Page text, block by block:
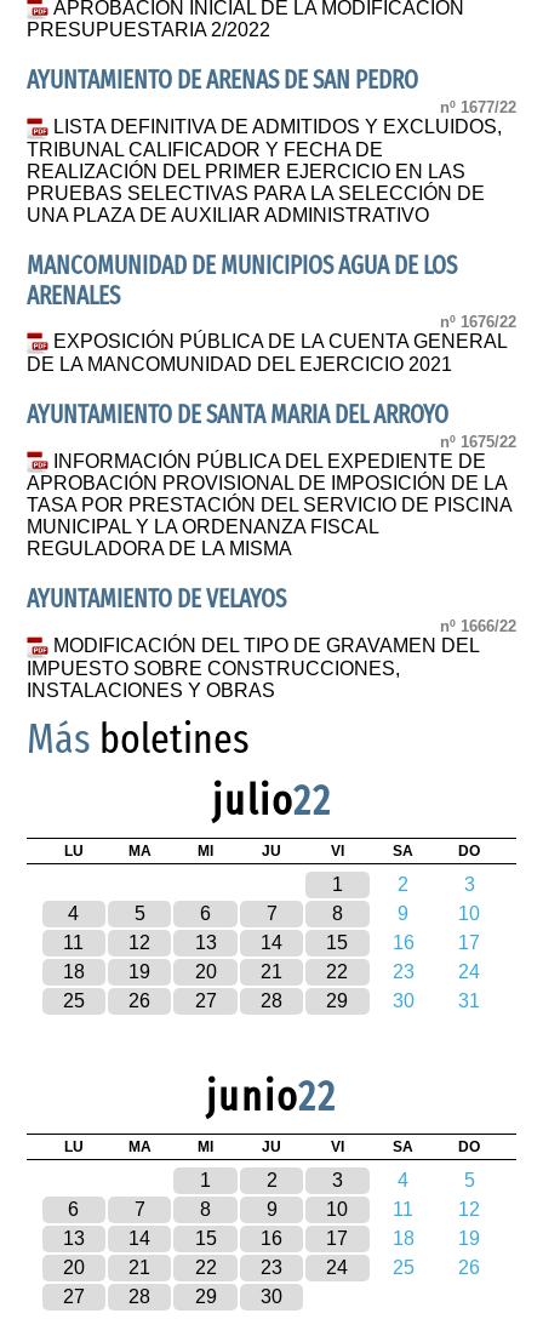
APROBACIÓN INICIAL DE LA MODIFICACIÓN
PRESUPUESTARIA 2/2022
AYUNTAMIENTO DE ARENAS DE SAN PEDRO
nº 1677/22
LISTA DEFINITIVA DE ADMITIDOS Y EXCLUIDOS,
TRIBUNAL CALIFICADOR Y FECHA DE
REALIZACIÓN DEL PRIMER EJERCICIO EN LAS
PRUEBAS SELECTIVAS PARA LA SELECCIÓN DE
UNA PLAZA DE AUXILIAR ADMINISTRATIVO
MANCOMUNIDAD DE MUNICIPIOS AGUA DE LOS
ARENALES
nº 1676/22
EXPOSICIÓN PÚBLICA DE LA CUENTA GENERAL
DE LA MANCOMUNIDAD DEL EJERCICIO 2021
AYUNTAMIENTO DE SANTA MARIA DEL ARROYO
nº 1675/22
INFORMACIÓN PÚBLICA DEL EXPEDIENTE DE
APROBACIÓN PROVISIONAL DE IMPOSICIÓN DE LA
TASA POR PRESTACIÓN DEL SERVICIO DE PISCINA
MUNICIPAL Y LA ORDENANZA FISCAL
REGULADORA DE LA MISMA
AYUNTAMIENTO DE VELAYOS
nº 1666/22
MODIFICACIÓN DEL TIPO DE GRAVAMEN DEL
IMPUESTO SOBRE CONSTRUCCIONES,
INSTALACIONES Y OBRAS
Más boletines
julio22
LU MA MI JU VI SA DO
1 2
3
4
5 6 7 8 9
10
11
12 13 14 15 16
17
18
19 20 21 22 23
24
25
26 27 28 29 30 31
junio22
LU MA MI JU VI SA DO
1 2 3 4
5
6
7 8 9 10 11
12
13
14 15 16 17 18
19
20
21 22 23 24 25
26
27
28 29 30